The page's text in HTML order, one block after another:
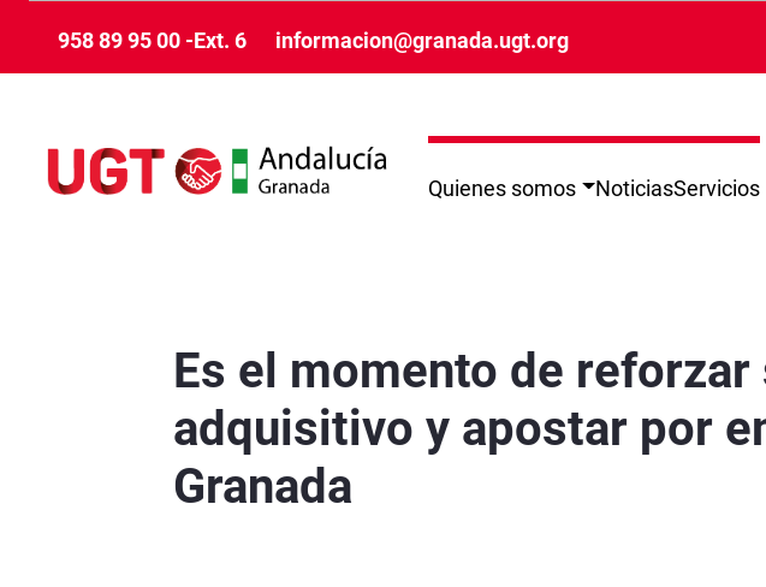
958 89 95 00 -Ext. 6 informacion@granada.ugt.org
Quienes somos NoticiasServicios
Es el momento de
adquisitivo y apostar por
Granada